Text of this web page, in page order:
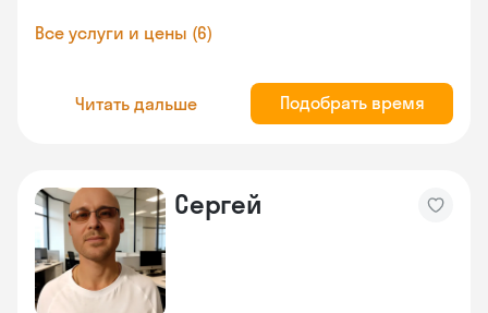
Все услуги и цены (6)
Читать дальше Подобрать время
Сергей